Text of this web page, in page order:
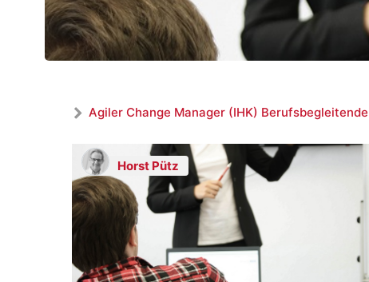
Agiler Change Manager (IHK)
Horst Pütz